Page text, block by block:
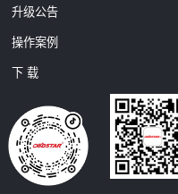
升级公告
操作案例
下 载